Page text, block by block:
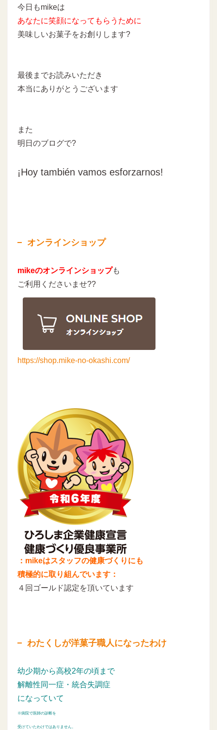
今日もmikeは
あなたに笑顔になってもらうために
美味しいお菓子をお創りします?
最後までお読みいただき
本当にありがとうございます
また
明日のブログで?
¡Hoy también vamos esforzarnos!
オンラインショップ
mikeのオンラインショップも
ご利用くださいませ??
https://shop.mike-no-okashi.com/
：mikeはスタッフの健康づくりにも
積極的に取り組んでいます：
４回ゴールド認定を頂いています
わたくしが洋菓子職人になったわけ
幼少期から高校2年の頃まで
解離性同一症・統合失調症
になっていて
※病院で医師の診断を
受けていたわけではありません。